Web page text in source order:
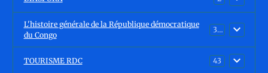
L'histoire générale de la République démocratique
du Congo
30
TOURISME RDC 43